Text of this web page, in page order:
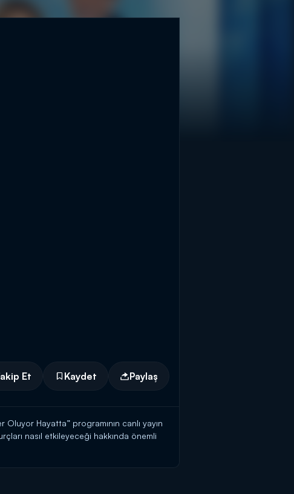
Et Kaydet Paylaş
Oluyor Hayatta” programının canlı yayın
nasıl etkileyeceği hakkında önemli
nelere dikkat edilmesi gerektiğini ve hangi